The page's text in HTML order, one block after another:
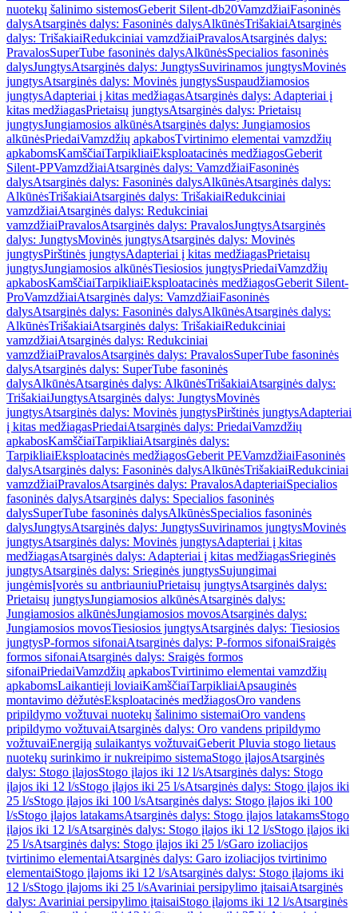
nuotekų šalinimo sistemosGeberit Silent-db20VamzdžiaiFasoninės
dalysAtsarginės dalys: Fasoninės dalysAlkūnėsTrišakiaiAtsarginės
dalys: TrišakiaiRedukciniai vamzdžiaiPravalosAtsarginės dalys:
PravalosSuperTube fasoninės dalysAlkūnėsSpecialios fasoninės
dalysJungtysAtsarginės dalys: JungtysSuvirinamos jungtysMovinės
jungtysAtsarginės dalys: Movinės jungtysSuspaudžiamosios
jungtysAdapteriai į kitas medžiagasAtsarginės dalys: Adapteriai į
kitas medžiagasPrietaisų jungtysAtsarginės dalys: Prietaisų
jungtysJungiamosios alkūnėsAtsarginės dalys: Jungiamosios
alkūnėsPriedaiVamzdžių apkabosTvirtinimo elementai vamzdžių
apkabomsKamščiaiTarpikliaiEksploatacinės medžiagosGeberit
Silent-PPVamzdžiaiAtsarginės dalys: VamzdžiaiFasoninės
dalysAtsarginės dalys: Fasoninės dalysAlkūnėsAtsarginės dalys:
AlkūnėsTrišakiaiAtsarginės dalys: TrišakiaiRedukciniai
vamzdžiaiAtsarginės dalys: Redukciniai
vamzdžiaiPravalosAtsarginės dalys: PravalosJungtysAtsarginės
dalys: JungtysMovinės jungtysAtsarginės dalys: Movinės
jungtysPirštinės jungtysAdapteriai į kitas medžiagasPrietaisų
jungtysJungiamosios alkūnėsTiesiosios jungtysPriedaiVamzdžių
apkabosKamščiaiTarpikliaiEksploatacinės medžiagosGeberit Silent-
ProVamzdžiaiAtsarginės dalys: VamzdžiaiFasoninės
dalysAtsarginės dalys: Fasoninės dalysAlkūnėsAtsarginės dalys:
AlkūnėsTrišakiaiAtsarginės dalys: TrišakiaiRedukciniai
vamzdžiaiAtsarginės dalys: Redukciniai
vamzdžiaiPravalosAtsarginės dalys: PravalosSuperTube fasoninės
dalysAtsarginės dalys: SuperTube fasoninės
dalysAlkūnėsAtsarginės dalys: AlkūnėsTrišakiaiAtsarginės dalys:
TrišakiaiJungtysAtsarginės dalys: JungtysMovinės
jungtysAtsarginės dalys: Movinės jungtysPirštinės jungtysAdapteriai
į kitas medžiagasPriedaiAtsarginės dalys: PriedaiVamzdžių
apkabosKamščiaiTarpikliaiAtsarginės dalys:
TarpikliaiEksploatacinės medžiagosGeberit PEVamzdžiaiFasoninės
dalysAtsarginės dalys: Fasoninės dalysAlkūnėsTrišakiaiRedukciniai
vamzdžiaiPravalosAtsarginės dalys: PravalosAdapteriaiSpecialios
fasoninės dalysAtsarginės dalys: Specialios fasoninės
dalysSuperTube fasoninės dalysAlkūnėsSpecialios fasoninės
dalysJungtysAtsarginės dalys: JungtysSuvirinamos jungtysMovinės
jungtysAtsarginės dalys: Movinės jungtysAdapteriai į kitas
medžiagasAtsarginės dalys: Adapteriai į kitas medžiagasSrieginės
jungtysAtsarginės dalys: Srieginės jungtysSujungimai
jungėmisĮvorės su antbriauniuPrietaisų jungtysAtsarginės dalys:
Prietaisų jungtysJungiamosios alkūnėsAtsarginės dalys:
Jungiamosios alkūnėsJungiamosios movosAtsarginės dalys:
Jungiamosios movosTiesiosios jungtysAtsarginės dalys: Tiesiosios
jungtysP-formos sifonaiAtsarginės dalys: P-formos sifonaiSraigės
formos sifonaiAtsarginės dalys: Sraigės formos
sifonaiPriedaiVamzdžių apkabosTvirtinimo elementai vamzdžių
apkabomsLaikantieji loviaiKamščiaiTarpikliaiApsauginės
montavimo dėžutėsEksploatacinės medžiagosOro vandens
pripildymo vožtuvai nuotekų šalinimo sistemaiOro vandens
pripildymo vožtuvaiAtsarginės dalys: Oro vandens pripildymo
vožtuvaiEnergiją sulaikantys vožtuvaiGeberit Pluvia stogo lietaus
nuotekų surinkimo ir nukreipimo sistemaStogo įlajosAtsarginės
dalys: Stogo įlajosStogo įlajos iki 12 l/sAtsarginės dalys: Stogo
įlajos iki 12 l/sStogo įlajos iki 25 l/sAtsarginės dalys: Stogo įlajos iki
25 l/sStogo įlajos iki 100 l/sAtsarginės dalys: Stogo įlajos iki 100
l/sStogo įlajos latakamsAtsarginės dalys: Stogo įlajos latakamsStogo
įlajos iki 12 l/sAtsarginės dalys: Stogo įlajos iki 12 l/sStogo įlajos iki
25 l/sAtsarginės dalys: Stogo įlajos iki 25 l/sGaro izoliacijos
tvirtinimo elementaiAtsarginės dalys: Garo izoliacijos tvirtinimo
elementaiStogo įlajoms iki 12 l/sAtsarginės dalys: Stogo įlajoms iki
12 l/sStogo įlajoms iki 25 l/sAvariniai persipylimo įtaisaiAtsarginės
dalys: Avariniai persipylimo įtaisaiStogo įlajoms iki 12 l/sAtsarginės